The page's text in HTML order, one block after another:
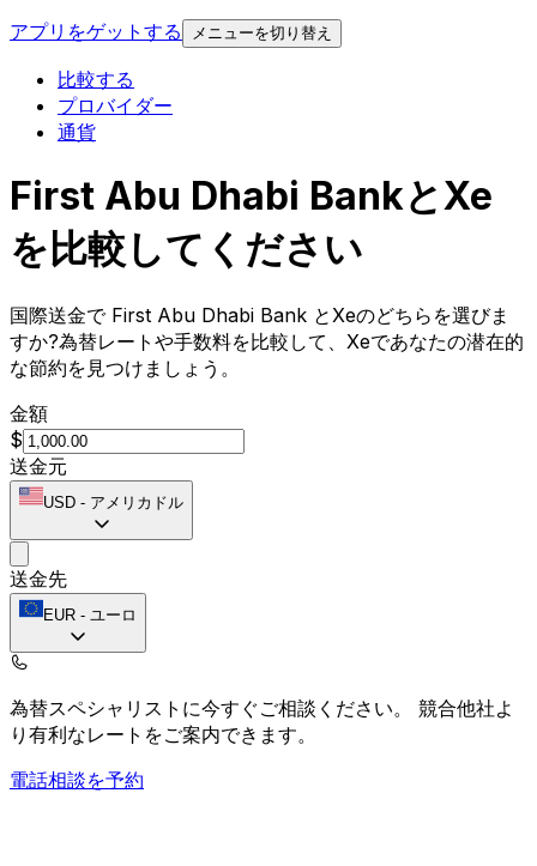
アプリをゲットする
メニューを切り替え
比較する
プロバイダー
通貨
First Abu Dhabi BankとXe
を比較してください
国際送金で First Abu Dhabi Bank とXeのどちらを選びま
すか?為替レートや手数料を比較して、Xeであなたの潜在的
な節約を見つけましょう。
金額
$
送金元
USD - アメリカドル
送金先
EUR - ユーロ
為替スペシャリストに今すぐご相談ください。 競合他社よ
り有利なレートをご案内できます。
電話相談を予約